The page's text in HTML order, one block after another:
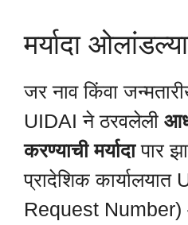
मर्यादा
जर नाव किंवा
UIDAI ने ठरवलेली
करण्याची मर्यादापार
प्रादेशिक
Request Number)